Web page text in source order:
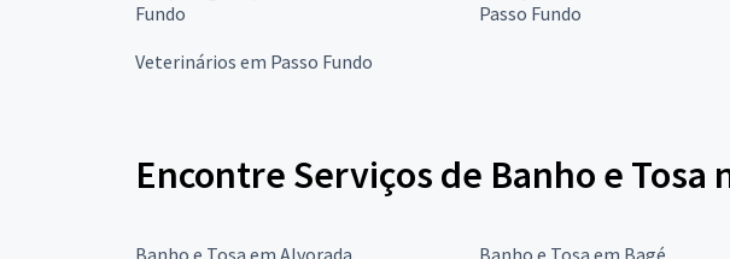
Fundo
Passo Fundo
Veterinários em Passo Fundo
Encontre Serviços de Banho e Tosa
Banho e Tosa em Alvorada Banho e Tosa em Bagé